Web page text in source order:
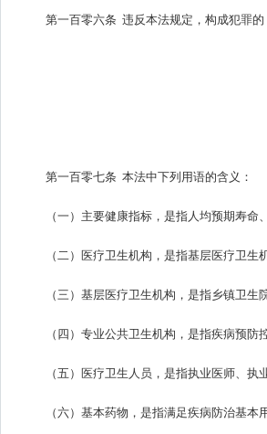
第一百零六条 违反本法规定，构成犯罪
第一百零七条 本法中下列用语的含义：
（一）主要健康指标，是指人均预期寿
（二）医疗卫生机构，是指基层医疗卫
（三）基层医疗卫生机构，是指乡镇卫
（四）专业公共卫生机构，是指疾病预
（五）医疗卫生人员，是指执业医师、
（六）基本药物，是指满足疾病防治基